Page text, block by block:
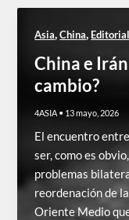
Asia,China,
China e
cambio?
4ASIA • 13 mayo, 2026
El encuentro
ser, como es
problemas
reordenación de
Oriente Medio